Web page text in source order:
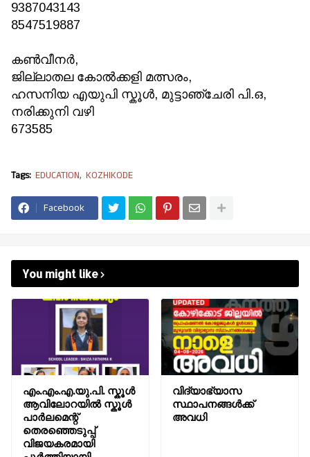
9387043143
8547519887
കൺവീനർ,
ജില്ലാതല കോൽക്കളി മത്സരം,
ഹസനിയ എയുപി സ്കൂൾ, മുട്ടാഞ്ചേരി പി.ഒ,
നരിക്കുനി വഴി
673585
Tags: EDUCATION KOZHIKODE
Facebook
You might like
എം.എം.എ.യു.പി. സ്കൂൾ
ആവിലോറയിൽ സ്കൂൾ
പാർലമെന്റ്
തെരഞ്ഞെടുപ്പ്
വിജയകരമായി
വിദ്യാഭ്യാസ
സ്ഥാപനങ്ങൾക്ക്
അവധി